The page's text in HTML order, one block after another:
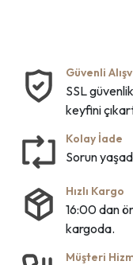
Güvenli
SSL
keyfini
Kolay İade
Sorun
Hızlı Kargo
16:00 dan
kargoda.
Müşteri